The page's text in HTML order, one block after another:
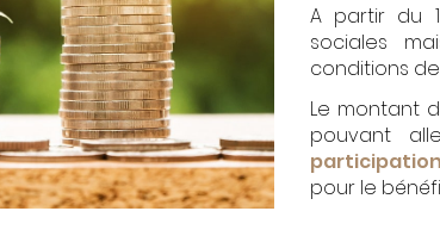
A partir du 1
sociales
conditions
Le montant
pouvant
participation
pour le